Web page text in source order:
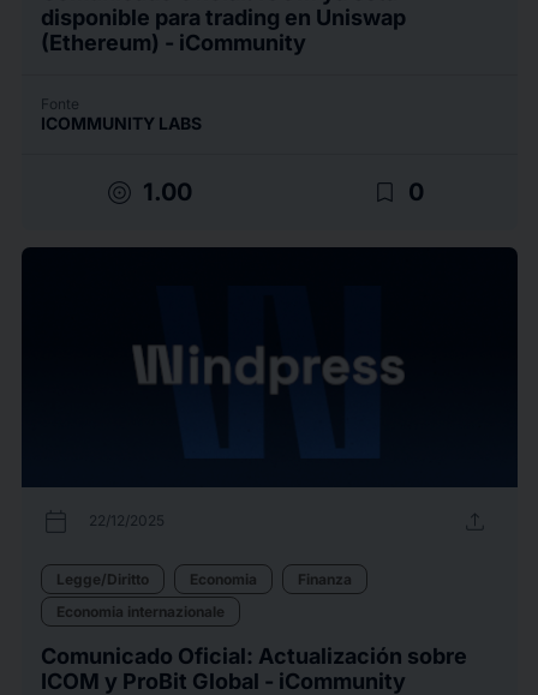
disponible para trading en Uniswap
(Ethereum) - iCommunity
Fonte
ICOMMUNITY LABS
target 1.00 bookmark_border 0
calendar_today 22/12/2025 upload
Legge/Diritto Economia
Finanza
Economia internazionale
Comunicado Oficial: Actualización sobre
ICOM y ProBit Global - iCommunity